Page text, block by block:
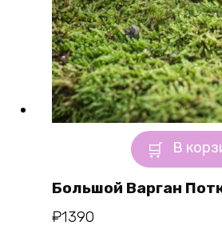
В
Большой Варган
₽1390